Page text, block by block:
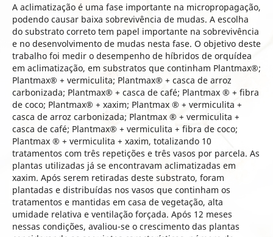
A aclimatização é uma fase importante na micropropagação,
podendo causar baixa sobrevivência de mudas. A escolha
do substrato correto tem papel importante na sobrevivência
e no desenvolvimento de mudas nesta fase. O objetivo deste
trabalho foi medir o desempenho de híbridos de orquídea
em aclimatização, em substratos que continham Plantmax®;
Plantmax® + vermiculita; Plantmax® + casca de arroz
carbonizada; Plantmax® + casca de café; Plantmax ® + fibra
de coco; Plantmax® + xaxim; Plantmax ® + vermiculita +
casca de arroz carbonizada; Plantmax ® + vermiculita +
casca de café; Plantmax® + vermiculita + fibra de coco;
Plantmax ® + vermiculita + xaxim, totalizando 10
tratamentos com três repetições e três vasos por parcela. As
plantas utilizadas já se encontravam aclimatizadas em
xaxim. Após serem retiradas deste substrato, foram
plantadas e distribuídas nos vasos que continham os
tratamentos e mantidas em casa de vegetação, alta
umidade relativa e ventilação forçada. Após 12 meses
nessas condições, avaliou-se o crescimento das plantas